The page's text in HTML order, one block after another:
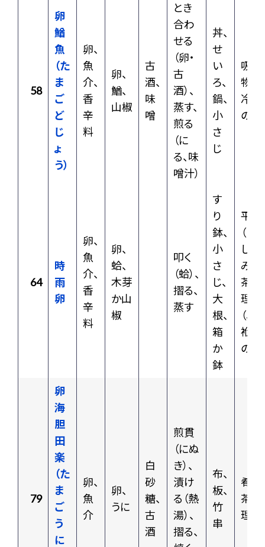
58
卵
鰌
魚
（た
ま
ご
ど
じ
ょ
う）
卵、
魚
介、
香
辛
料
卵、
鰌、
山椒
古
酒、
味
噌
とき
合わ
せる
（卵・
古
酒）、
蒸す、
煎る
（に
る、味
噌汁）
丼、
せ
い
ろ、
鍋、
小
さ
じ
吸
物、
冷え
の薬
64
時
雨
卵
卵、
魚
介、
香
辛
料
卵、
蛤、
木芽
か山
椒
叩く
（蛤）、
摺る、
蒸す
す
り
鉢、
小
さ
じ、
大
根、
箱
か
鉢
平皿
（さ
しこ
み）、
茶料
理
（卓
袱も
の）
79
卵
海
胆
田
楽
（た
ま
ご
う
に
卵、
魚
介
卵、
うに
白
砂
糖、
古
酒
煎貫
（にぬ
き）、
漬け
る（熱
湯）、
摺る、
布、
板、
竹
串
肴、
茶料
理